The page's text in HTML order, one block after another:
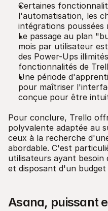
Certaines
l'automatisation, les
intégrations poussées
Le passage au plan
mois par utilisateur
des Power-Ups
fonctionnalités de
Une période
pour maîtriser
conçue pour être
Pour conclure, Trello
polyvalente adaptée au
ceux à la recherche
abordable. C'est
utilisateurs ayant besoin
et disposant d'un
Asana, puissant